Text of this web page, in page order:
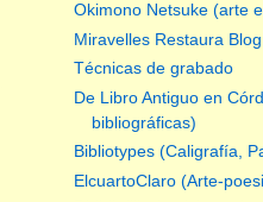
Okimono Netsuke (arte
Miravelles Restaura Blog
Técnicas de grabado
De Libro Antiguo en
bibliográficas)
Bibliotypes (Caligrafía,
ElcuartoClaro (Arte-